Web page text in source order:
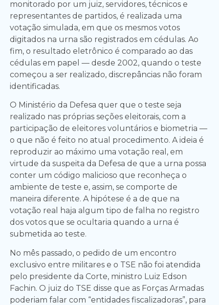
monitorado por um juiz, servidores, técnicos e
representantes de partidos, é realizada uma
votação simulada, em que os mesmos votos
digitados na urna são registrados em cédulas. Ao
fim, o resultado eletrônico é comparado ao das
cédulas em papel — desde 2002, quando o teste
começou a ser realizado, discrepâncias não foram
identificadas.
O Ministério da Defesa quer que o teste seja
realizado nas próprias seções eleitorais, com a
participação de eleitores voluntários e biometria —
o que não é feito no atual procedimento. A ideia é
reproduzir ao máximo uma votação real, em
virtude da suspeita da Defesa de que a urna possa
conter um código malicioso que reconheça o
ambiente de teste e, assim, se comporte de
maneira diferente. A hipótese é a de que na
votação real haja algum tipo de falha no registro
dos votos que se ocultaria quando a urna é
submetida ao teste.
No mês passado, o pedido de um encontro
exclusivo entre militares e o TSE não foi atendida
pelo presidente da Corte, ministro Luiz Edson
Fachin. O juiz do TSE disse que as Forças Armadas
poderiam falar com “entidades fiscalizadoras”, para